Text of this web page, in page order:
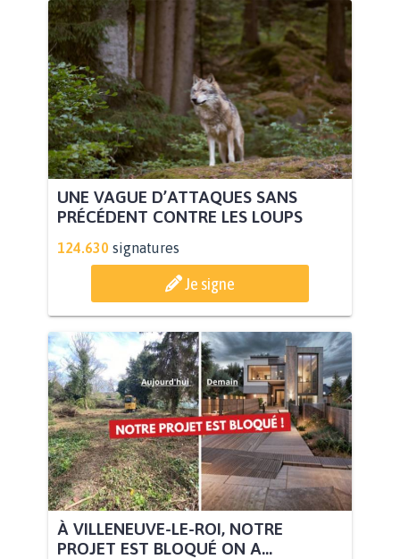
UNE VAGUE D’ATTAQUES SANS
PRÉCÉDENT CONTRE LES LOUPS
124.630 signatures
Je signe
À VILLENEUVE-LE-ROI, NOTRE
PROJET EST BLOQUÉ ON A...